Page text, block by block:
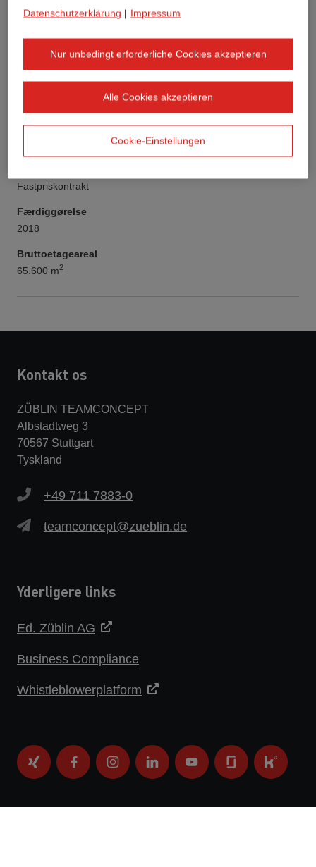
Kunde
IMMOFINANZ Medienhafen GmbH
Type af bygning
Fastpriskontrakt
Færdiggørelse
2018
Bruttoetageareal
65.600 m2
Kontakt os
ZÜBLIN TEAMCONCEPT
Albstadtweg 3
70567 Stuttgart
Tyskland
+49 711 7883-0
teamconcept@zueblin.de
Yderligere links
Ed. Züblin AG
Business Compliance
Whistleblowerplatform
Datenschutzerklärung | Impressum
Nur unbedingt erforderliche Cookies akzeptieren
Alle Cookies akzeptieren
Cookie-Einstellungen